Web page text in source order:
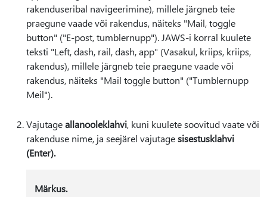
rakenduseribal navigeerimine), millele järgneb teie
praegune vaade või rakendus, näiteks "Mail, toggle
button" ("E-post, tumblernupp"). JAWS-i korral kuulete
teksti "Left, dash, rail, dash, app" (Vasakul, kriips, kriips,
rakendus), millele järgneb teie praegune vaade või
rakendus, näiteks "Mail toggle button" ("Tumblernupp
Meil").
Vajutageallanooleklahvi, kuni kuulete soovitud vaate või
rakenduse nime, ja seejärel vajutagesisestusklahvi
(Enter).
Märkus.